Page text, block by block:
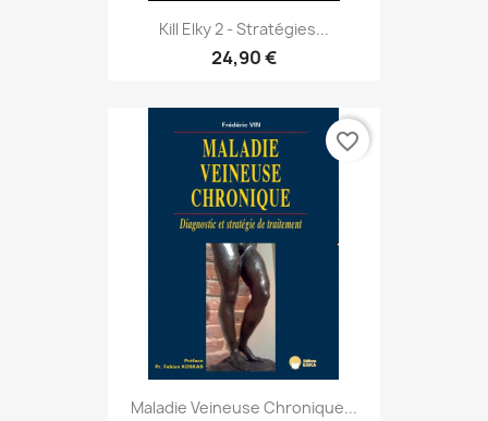
Kill Elky 2 - Stratégies...
24,90 €
Maladie Veineuse Chronique...
favorite_border